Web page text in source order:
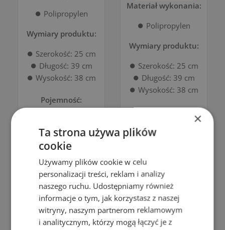
⏺️ Polipropylen
Wymiary produktu:
⏺️ Szerokość: 25 cm
⏺️ Długość: 39 cm
⏺️ Wysokość: 38 cm
Pojemność:
KORZYŚCI
✔️ Klapka na "klik" ,
✔️ Pojemnik na filtr
zapachowy
umieszczony w
pokrywie,
Materiał wykonania:
⏺️ Polipropylen
Wymiary produktu:
⏺️ Szerokość: 25 cm
⏺️ Długość: 39 cm
⏺️ Wysokość: 38 cm
⏺️ 25L
PRODUKTU:
✔️ Klapka na "klik" ,
✔️ Pojemnik na filtr
zapachowy
umieszczony w
×
Ta strona używa plików
cookie
Używamy plików cookie w celu
personalizacji treści, reklam i analizy
naszego ruchu. Udostępniamy również
informacje o tym, jak korzystasz z naszej
witryny, naszym partnerom reklamowym
i analitycznym, którzy mogą łączyć je z